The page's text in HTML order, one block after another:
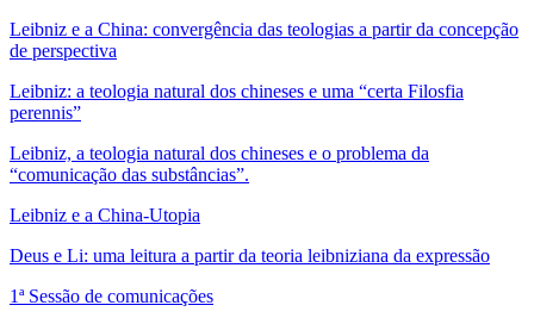
Leibniz e a China: convergência das teologias a partir da concepção
de perspectiva
Leibniz: a teologia natural dos chineses e uma “certa Filosfia
perennis”
Leibniz, a teologia natural dos chineses e o problema da
“comunicação das substâncias”.
Leibniz e a China-Utopia
Deus e Li: uma leitura a partir da teoria leibniziana da expressão
1ª Sessão de comunicações